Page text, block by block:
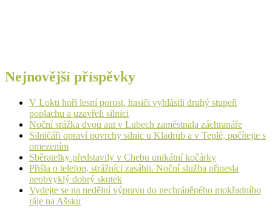
Nejnovější příspěvky
V Lokti hoří lesní porost, hasiči vyhlásili druhý stupeň
poplachu a uzavřeli silnici
Noční srážka dvou aut v Lubech zaměstnala záchranáře
Silničáři opraví povrchy silnic u Kladrub a v Teplé, počítejte s
omezením
Sběratelky představily v Chebu unikátní kočárky
Přišla o telefon, strážníci zasáhli. Noční služba přinesla
neobvyklý dobrý skutek
Vydejte se na nedělní výpravu do nechráněného mokřadního
ráje na Ašsku